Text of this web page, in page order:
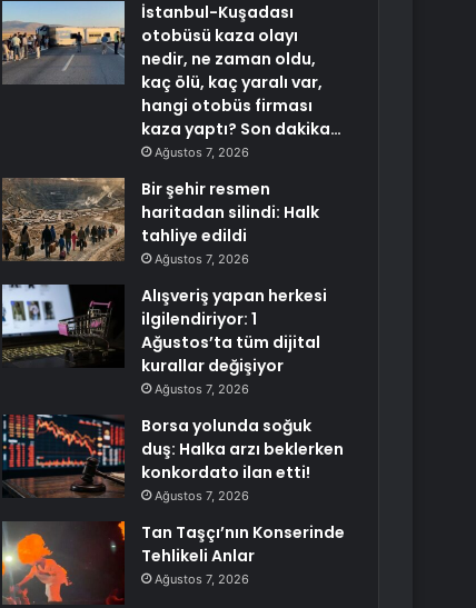
İstanbul-Kuşadası
otobüsü kaza olayı
nedir, ne zaman oldu,
kaç ölü, kaç yaralı var,
hangi otobüs firması
kaza yaptı? Son dakika…
Ağustos 7, 2026
Bir şehir resmen
haritadan silindi: Halk
tahliye edildi
Ağustos 7, 2026
Alışveriş yapan herkesi
ilgilendiriyor: 1
Ağustos’ta tüm dijital
kurallar değişiyor
Ağustos 7, 2026
Borsa yolunda soğuk
duş: Halka arzı beklerken
konkordato ilan etti!
Ağustos 7, 2026
Tan Taşçı’nın Konserinde
Tehlikeli Anlar
Ağustos 7, 2026